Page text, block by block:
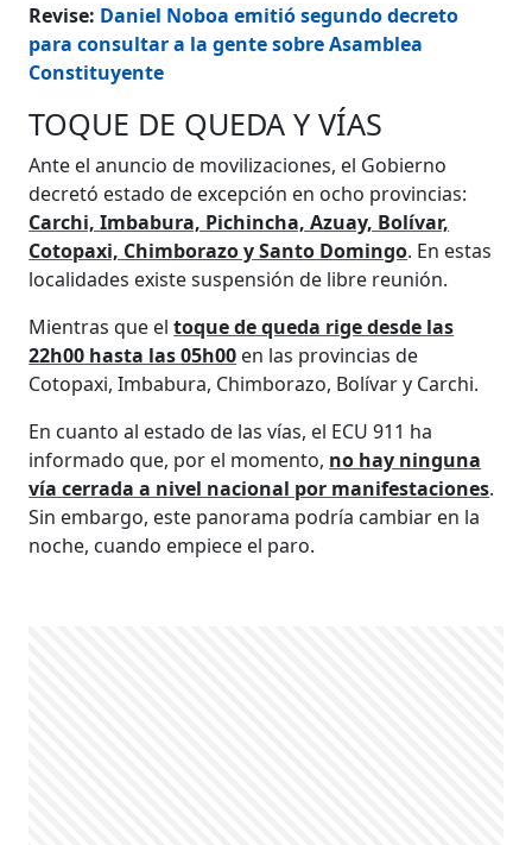
Revise: Daniel Noboa emitió segundo decreto
para consultar a la gente sobre Asamblea
Constituyente
TOQUE DE QUEDA Y VÍAS
Ante el anuncio de movilizaciones, el Gobierno
decretó estado de excepción en ocho provincias:
Carchi, Imbabura, Pichincha, Azuay, Bolívar,
Cotopaxi, Chimborazo y Santo Domingo. En estas
localidades existe suspensión de libre reunión.
Mientras que eltoque de queda rige desde las
22h00 hasta las 05h00 en las provincias de
Cotopaxi, Imbabura, Chimborazo, Bolívar y Carchi.
En cuanto al estado de las vías, el ECU 911 ha
informado que, por el momento, no hay ninguna
vía cerrada a nivel nacional por manifestaciones.
Sin embargo, este panorama podría cambiar en la
noche, cuando empiece el paro.